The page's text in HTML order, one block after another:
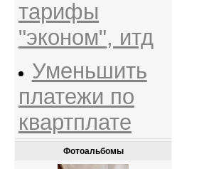
тарифы
"эконом", итд
Уменьшить
платежи по
квартплате
Фотоальбомы